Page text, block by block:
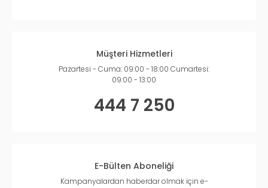
Müşteri Hizmetleri
Pazartesi - Cuma: 09:00 - 18:00 Cumartesi:
09:00 - 13:00
444 7 250
E-Bülten Aboneliği
Kampanyalardan haberdar olmak için e-